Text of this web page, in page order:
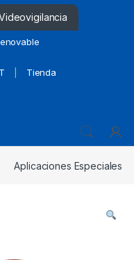
Tienda
Aplicaciones Especiales